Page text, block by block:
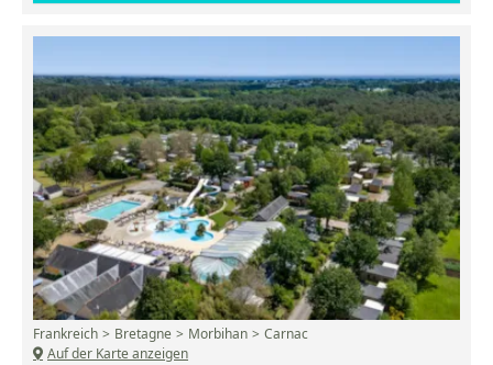
Frankreich Bretagne Morbihan
Carnac
Auf der Karte anzeigen